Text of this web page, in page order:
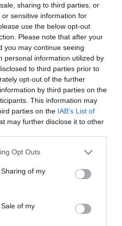
sharing to third parties, or
sensitive information for
use the below opt-out
Please note that after your
you may continue seeing
personal information utilized by
to third parties prior to
opt-out of the further
by third parties on the
This information may
parties on the IAB’s List of
may further disclose it to other
app uses one or more Google
behaviour. You may click to
and its third-party tags to
purposes in below Google
Opt Outs
of my
of my
σε σχετική […]